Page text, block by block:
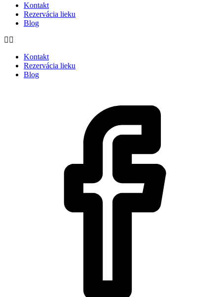
Kontakt
Rezervácia lieku
Blog
Kontakt
Rezervácia lieku
Blog